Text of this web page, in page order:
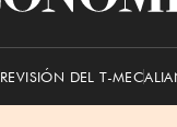
REVISIÓN DEL T-MEC